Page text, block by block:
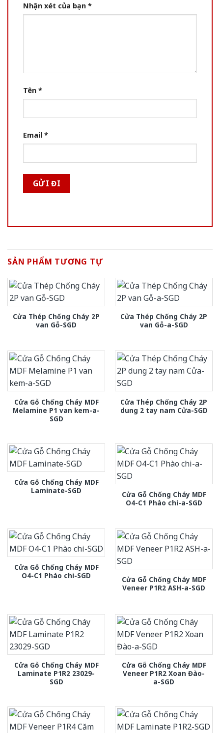
Nhận xét của bạn *
Tên *
Email *
SẢN PHẨM TƯƠNG TỰ
Cửa Thép Chống Cháy 2P
van Gỗ-SGD
Cửa Thép Chống Cháy 2P
van Gỗ-a-SGD
Cửa Gỗ Chống Cháy MDF
Melamine P1 van kem-a-
SGD
Cửa Thép Chống Cháy 2P
dung 2 tay nam Cửa-SGD
Cửa Gỗ Chống Cháy MDF
Laminate-SGD
Cửa Gỗ Chống Cháy MDF
O4-C1 Phào chi-a-SGD
Cửa Gỗ Chống Cháy MDF
O4-C1 Phào chi-SGD
Cửa Gỗ Chống Cháy MDF
Veneer P1R2 ASH-a-SGD
Cửa Gỗ Chống Cháy MDF
Laminate P1R2 23029-
SGD
Cửa Gỗ Chống Cháy MDF
Veneer P1R2 Xoan Đào-
a-SGD